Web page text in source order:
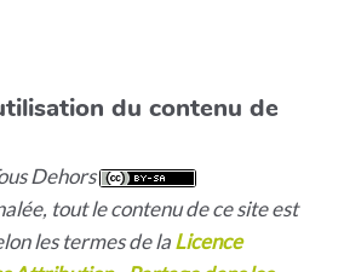
du contenu de
Dehors
tout le contenu de ce site est
les termes de laLicence